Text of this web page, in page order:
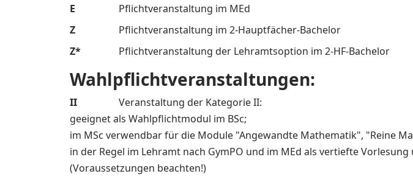
E
Pflichtveranstaltung im MEd
Z
Pflichtveranstaltung im 2-Hauptfächer-Bachelor
Z*
Pflichtveranstaltung der Lehramtsoption im 2-HF-Bachelor
Wahlpflichtveranstaltungen:
II
Veranstaltung der Kategorie II:
geeignet als Wahlpflichtmodul im BSc;
im MSc verwendbar für die Module "Angewandte Mathematik", "Reine
in der Regel im Lehramt nach GymPO und im MEd als vertiefte
(Voraussetzungen beachten!)